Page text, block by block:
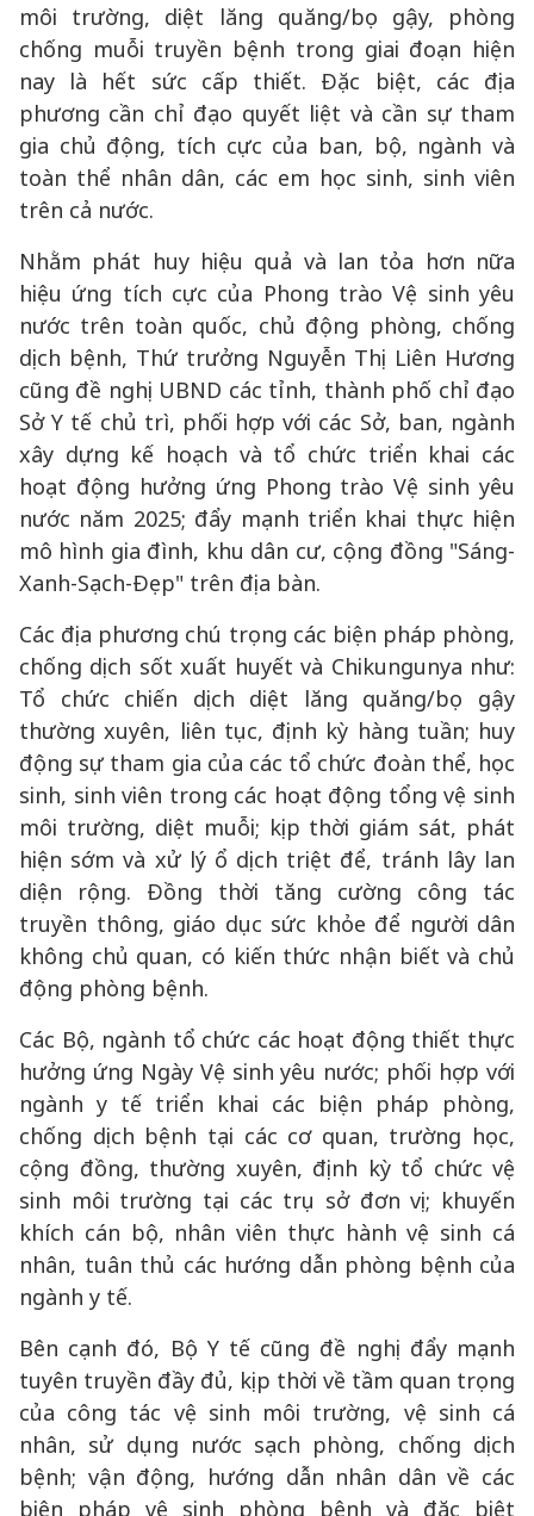
môi trường, diệt lăng quăng/bọ gậy, phòng
chống muỗi truyền bệnh trong giai đoạn hiện
nay là hết sức cấp thiết. Đặc biệt, các địa
phương cần chỉ đạo quyết liệt và cần sự tham
gia chủ động, tích cực của ban, bộ, ngành và
toàn thể nhân dân, các em học sinh, sinh viên
trên cả nước.
Nhằm phát huy hiệu quả và lan tỏa hơn nữa
hiệu ứng tích cực của Phong trào Vệ sinh yêu
nước trên toàn quốc, chủ động phòng, chống
dịch bệnh, Thứ trưởng Nguyễn Thị Liên Hương
cũng đề nghị UBND các tỉnh, thành phố chỉ đạo
Sở Y tế chủ trì, phối hợp với các Sở, ban, ngành
xây dựng kế hoạch và tổ chức triển khai các
hoạt động hưởng ứng Phong trào Vệ sinh yêu
nước năm 2025; đẩy mạnh triển khai thực hiện
mô hình gia đình, khu dân cư, cộng đồng "Sáng-
Xanh-Sạch-Đẹp" trên địa bàn.
Các địa phương chú trọng các biện pháp phòng,
chống dịch sốt xuất huyết và Chikungunya như:
Tổ chức chiến dịch diệt lăng quăng/bọ gậy
thường xuyên, liên tục, định kỳ hàng tuần; huy
động sự tham gia của các tổ chức đoàn thể, học
sinh, sinh viên trong các hoạt động tổng vệ sinh
môi trường, diệt muỗi; kịp thời giám sát, phát
hiện sớm và xử lý ổ dịch triệt để, tránh lây lan
diện rộng. Đồng thời tăng cường công tác
truyền thông, giáo dục sức khỏe để người dân
không chủ quan, có kiến thức nhận biết và chủ
động phòng bệnh.
Các Bộ, ngành tổ chức các hoạt động thiết thực
hưởng ứng Ngày Vệ sinh yêu nước; phối hợp với
ngành y tế triển khai các biện pháp phòng,
chống dịch bệnh tại các cơ quan, trường học,
cộng đồng, thường xuyên, định kỳ tổ chức vệ
sinh môi trường tại các trụ sở đơn vị; khuyến
khích cán bộ, nhân viên thực hành vệ sinh cá
nhân, tuân thủ các hướng dẫn phòng bệnh của
ngành y tế.
Bên cạnh đó, Bộ Y tế cũng đề nghị đẩy mạnh
tuyên truyền đầy đủ, kịp thời về tầm quan trọng
của công tác vệ sinh môi trường, vệ sinh cá
nhân, sử dụng nước sạch phòng, chống dịch
bệnh; vận động, hướng dẫn nhân dân về các
biện pháp vệ sinh phòng bệnh và đặc biệt